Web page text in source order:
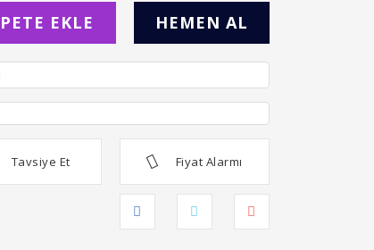
EKLE HEMEN AL
Tavsiye Et Fiyat Alarmı